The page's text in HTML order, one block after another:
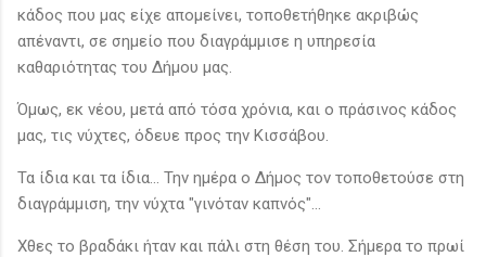
κάδος που μας είχε απομείνει, τοποθετήθηκε ακριβώς
απέναντι, σε σημείο που διαγράμμισε η υπηρεσία
καθαριότητας του Δήμου μας.
Όμως, εκ νέου, μετά από τόσα χρόνια, και ο πράσινος κάδος
μας, τις νύχτες, όδευε προς την Κισσάβου.
Τα ίδια και τα ίδια... Την ημέρα ο Δήμος τον τοποθετούσε στη
διαγράμμιση, την νύχτα "γινόταν καπνός"...
Χθες το βραδάκι ήταν και πάλι στη θέση του. Σήμερα το πρωί